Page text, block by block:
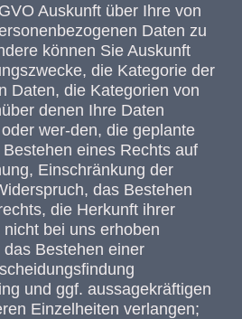
Auskunft über Ihre von
Daten zu
können Sie Auskunft
die Kategorie der
Daten, die Kategorien von
denen Ihre Daten
wer-den, die geplante
eines Rechts auf
Einschränkung der
das Bestehen
die Herkunft ihrer
bei uns erhoben
Bestehen einer
und ggf. aussagekräftigen
Einzelheiten verlangen;